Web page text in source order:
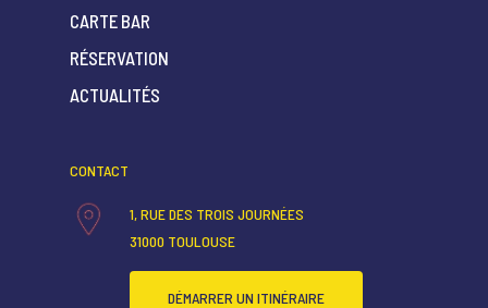
CARTE BAR
RÉSERVATION
ACTUALITÉS
CONTACT
1, RUE DES TROIS JOURNÉES
31000 TOULOUSE
DÉMARRER UN ITINÉRAIRE
RÉSERVATION